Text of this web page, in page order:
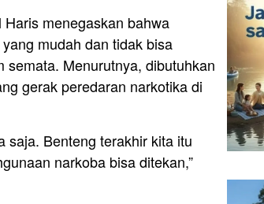
menegaskan bahwa
mudah dan tidak bisa
Menurutnya, dibutuhkan
gerak peredaran narkotika di
saja. Benteng terakhir kita itu
narkoba bisa ditekan,”